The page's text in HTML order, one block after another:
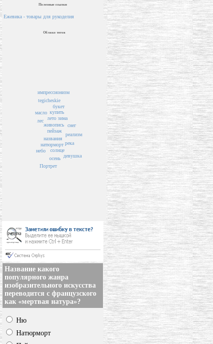
Полезные ссылки
Ежевика - товары для рукоделия
Облако тегов
пейзаж
названия
живопись
лето
натюрморт
купить
солнце
лес зима
осень
букет
масло
река
снег
tegicheskie
реализм
небо
импрессионизм
Портрет
девушка
Название какого
популярного жанра
изобразительного искусства
переводится с французского
как «мертвая натура»?
Ню
Натюрморт